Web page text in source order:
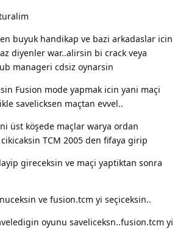
buyuk handikap ve bazi arkadaslar icin
diyenler war..alirsin bi crack veya
manageri cdsiz oynarsin
Fusion mode yapmak icin yani maçi
savelicksen maçtan evvel..
üst köşede maçlar warya ordan
TCM 2005 den fifaya girip
gireceksin ve maçi yaptiktan sonra
ve fusion.tcm yi seçiceksin..
oyunu saveliceksn..fusion.tcm yi